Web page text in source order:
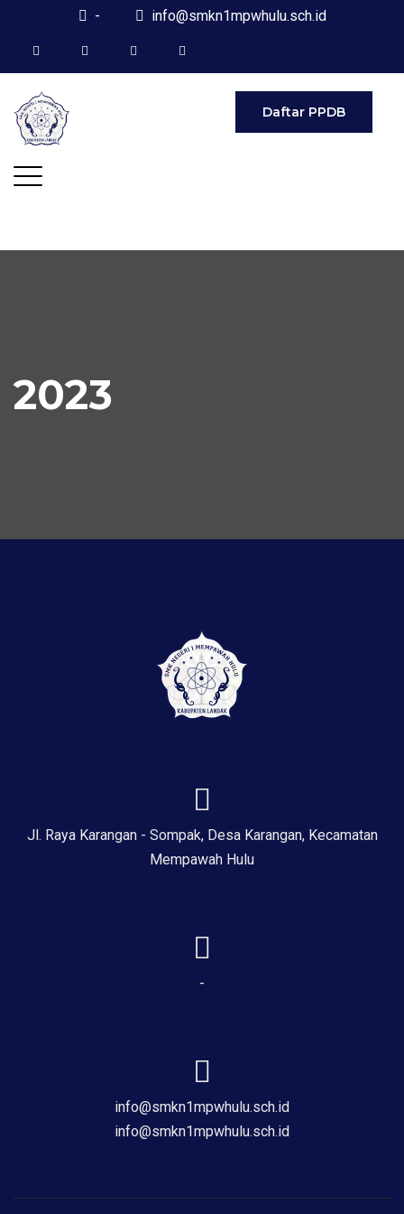
- info@smkn1mpwhulu.sch.id
Daftar PPDB
2023
Jl. Raya Karangan - Sompak, Desa Karangan, Kecamatan
Mempawah Hulu
-
info@smkn1mpwhulu.sch.id
info@smkn1mpwhulu.sch.id